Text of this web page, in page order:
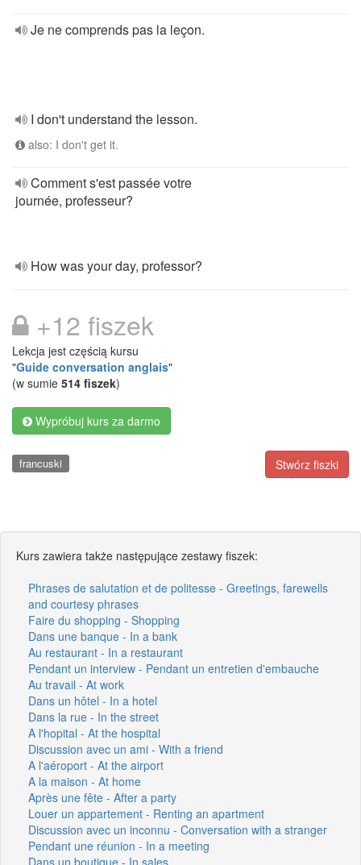
Je ne comprends pas la leçon.
I don't understand the lesson.
also: I don't get it.
Comment s'est passée votre
journée, professeur?
How was your day, professor?
+12 fiszek
Lekcja jest częścią kursu
"Guide conversation anglais"
(w sumie 514 fiszek)
Wypróbuj kurs za darmo
Stwórz fiszki
francuski
Kurs zawiera także następujące zestawy fiszek:
Phrases de salutation et de politesse - Greetings, farewells
and courtesy phrases
Faire du shopping - Shopping
Dans une banque - In a bank
Au restaurant - In a restaurant
Pendant un interview - Pendant un entretien d'embauche
Au travail - At work
Dans un hôtel - In a hotel
Dans la rue - In the street
A l'hopital - At the hospital
Discussion avec un ami - With a friend
A l'aéroport - At the airport
A la maison - At home
Après une fête - After a party
Louer un appartement - Renting an apartment
Discussion avec un inconnu - Conversation with a stranger
Pendant une réunion - In a meeting
Dans un boutique - In sales